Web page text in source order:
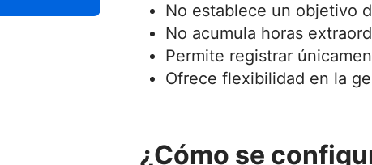
No establece un objetivo
No acumula horas
Permite registrar
Ofrece flexibilidad en la
¿Cómo se